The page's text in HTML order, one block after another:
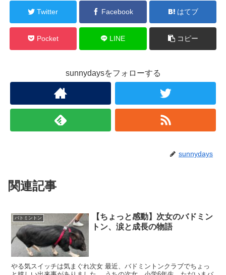
Twitter Facebook はてブ
Pocket LINE コピー
sunnydaysをフォローする
sunnydays
関連記事
バトミントン
【ちょっと感動】次女のバドミン
トン、涙と成長の物語
やる気スイッチは気まぐれ次女 最近、バドミントンクラブでちょっ